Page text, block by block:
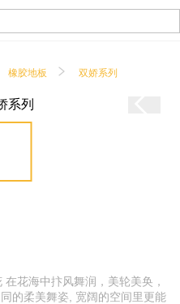
橡胶地板 双娇系列
花海中抃风舞润，美轮美奂，
的柔美舞姿, 宽阔的空间里更能